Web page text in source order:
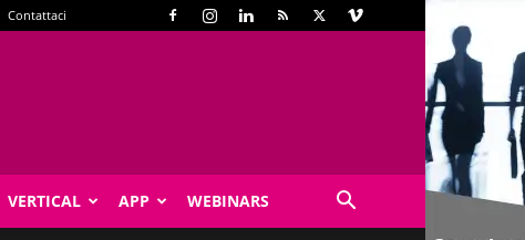
Contattaci
VERTICAL APP WEBINARS